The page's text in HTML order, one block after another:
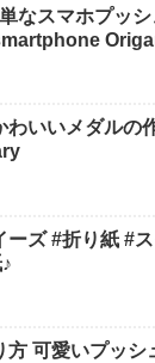
なスマホプッ
わいいメダル
ーズ #折り紙 #
可愛いプッ